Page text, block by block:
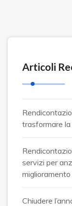
Articoli
trasformare la
servizi per
Chiudere